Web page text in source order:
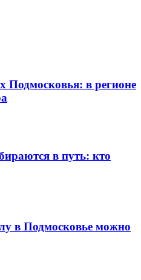
Подмосковья: в регионе
в путь: кто
в Подмосковье можно